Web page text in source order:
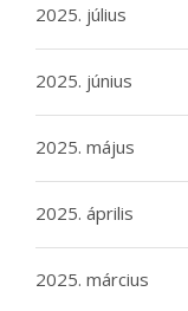
2025. július
2025. június
2025. május
2025. április
2025. március